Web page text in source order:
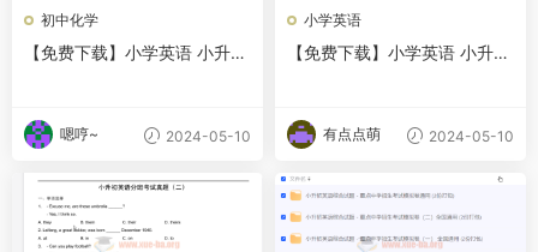
初中化学
【免费下载】小学英语 小升初
嗯哼~ 2024-05-10
小学英语
【免费下载】小学英语 小升初
有点点萌 2024-05-10